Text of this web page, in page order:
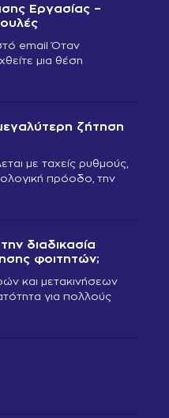
Εργασίας –
email Όταν
μια θέση
ζήτηση
με ταχείς ρυθμούς,
πρόοδο, την
διαδικασία
φοιτητών;
και μετακινήσεων
για πολλούς